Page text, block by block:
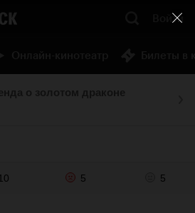
Войти
10 5 5